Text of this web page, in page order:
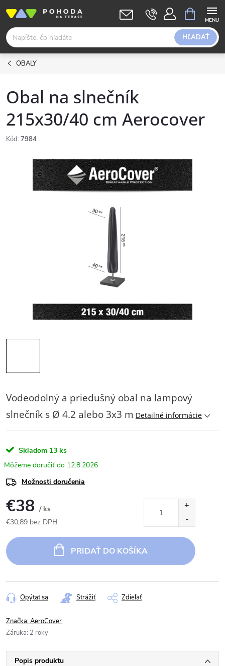
obsah
HĽADAŤ
KOŠÍK
OBALY
Obal na slnečník
215x30/40 cm Aerocover
Kód: 7984
Vodeodolný a priedušný obal na lampový
slnečník s Ø 4.2 alebo 3x3 m Detailné informácie
Skladom 13 ks
12.8.2026
Možnosti doručenia
€38 / ks
€30,89 bez DPH
cena:
PRIDAŤ DO KOŠÍKA
Opýtať sa Strážiť Zdieľať
Značka:AeroCover
Záruka: 2 roky
Popis produktu